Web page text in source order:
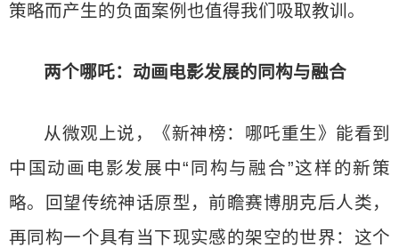
策略而产生的负面案例也值得我们吸取教训。
两个哪吒：动画电影发展的同构与融合
从微观上说，《新神榜：哪吒重生》能看到
中国动画电影发展中“同构与融合”这样的新策
略。回望传统神话原型，前瞻赛博朋克后人类，
再同构一个具有当下现实感的架空的世界：这个